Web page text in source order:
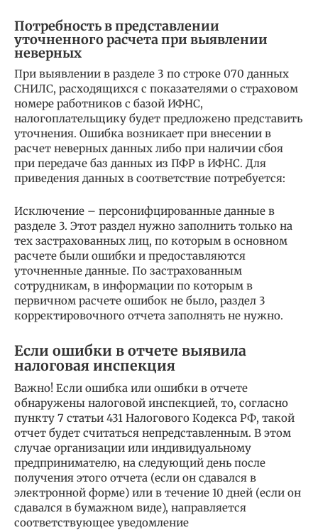
Потребность в представлении
уточненного расчета при выявлении
неверных
При выявлении в разделе 3 по строке 070 данных
СНИЛС, расходящихся с показателями о страховом
номере работников с базой ИФНС,
налогоплательщику будет предложено представить
уточнения. Ошибка возникает при внесении в
расчет неверных данных либо при наличии сбоя
при передаче баз данных из ПФР в ИФНС. Для
приведения данных в соответствие потребуется:
Исключение – персонифцированные данные в
разделе 3. Этот раздел нужно заполнить только на
тех застрахованных лиц, по которым в основном
расчете были ошибки и предоставляются
уточненные данные. По застрахованным
сотрудникам, в информации по которым в
первичном расчете ошибок не было, раздел 3
корректировочного отчета заполнять не нужно.
Если ошибки в отчете выявила
налоговая инспекция
Важно! Если ошибка или ошибки в отчете
обнаружены налоговой инспекцией, то, согласно
пункту 7 статьи 431 Налогового Кодекса РФ, такой
отчет будет считаться непредставленным. В этом
случае организации или индивидуальному
предпринимателю, на следующий день после
получения этого отчета (если он сдавался в
электронной форме) или в течение 10 дней (если он
сдавался в бумажном виде), направляется
соответствующее уведомление